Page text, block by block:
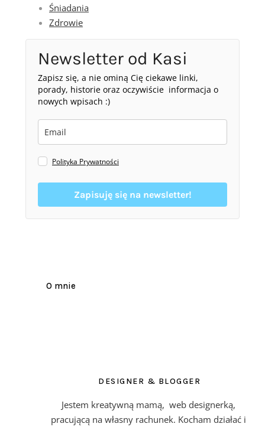
Śniadania
Zdrowie
Newsletter od Kasi
Zapisz się, a nie ominą Cię ciekawe linki,
porady, historie oraz oczywiście informacja o
nowych wpisach :)
Polityka Prywatności
Zapisuję się na newsletter!
O mnie
DESIGNER & BLOGGER
Jestem kreatywną mamą, web designerką,
pracującą na własny rachunek. Kocham działać i